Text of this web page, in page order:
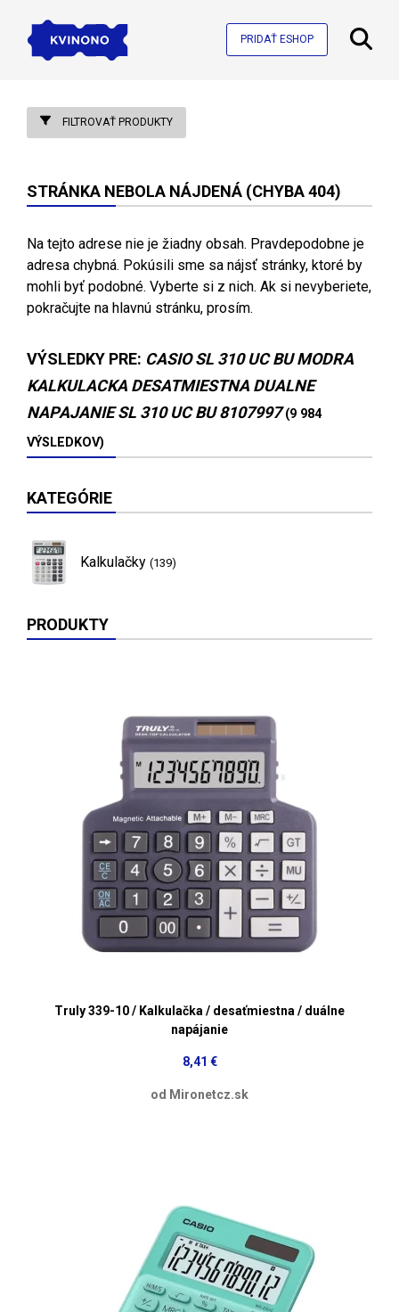
PRIDAŤ ESHOP
FILTROVAŤ PRODUKTY
STRÁNKA NEBOLA NÁJDENÁ (CHYBA 404)
Na tejto adrese nie je žiadny obsah. Pravdepodobne je
adresa chybná. Pokúsili sme sa nájsť stránky, ktoré by
mohli byť podobné. Vyberte si z nich. Ak si nevyberiete,
pokračujte na hlavnú stránku, prosím.
VÝSLEDKY PRE: CASIO SL 310 UC BU MODRA
KALKULACKA DESATMIESTNA DUALNE
NAPAJANIE SL 310 UC BU 8107997 (9 984
VÝSLEDKOV)
KATEGÓRIE
Kalkulačky (139)
PRODUKTY
Truly 339-10 / Kalkulačka / desaťmiestna / duálne
napájanie
8,41 €
od Mironetcz.sk